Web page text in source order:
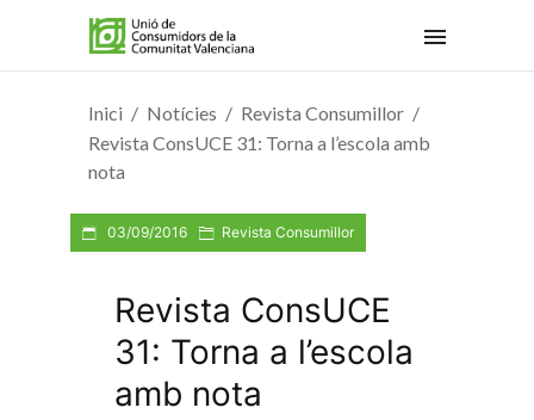
Inici Notícies
Revista Consumillor
Revista ConsUCE 31: Torna a l’escola amb
nota
03/09/2016 Revista Consumillor
Revista ConsUCE
31: Torna a l’escola
amb nota